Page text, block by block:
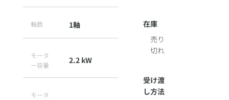
軸数 1軸
モータ
ー容量
2.2 kW
モータ
在庫
売り
切れ
受け渡
し方法